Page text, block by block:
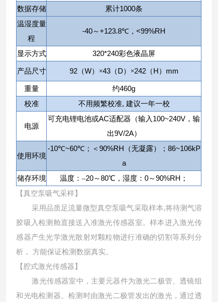
数据存储
累计1000条
温湿度量
程
-40～+123.8℃，<99%RH
显示方式 320*240彩色液晶屏
产品尺寸 92（W）×43（D）×242（H） mm
重量 约460g
校准 不用频繁校准, 建议一年一校
电源
可充电锂电池或AC适配器（输入 100~240V ，输
出9V/2A）
使用环境
-10℃~60℃；＜90%RH （无凝露）； 86~106kP
a
储存环境 温度：–20～80℃，湿度：0～90%RH ；
【真空泵吸气采样】
采用品质足流量微型真空泵吸气采取样本,将待测气溶
胶吸入检测舱直接送入准激光传感器室。样本进入激光传
感器产生光学激光散射对颗粒物进行准确的切割等系列分
析，
方能保证检测数据真实。
【腔式激光传感器】
激光传感器室中，主要元器件为激光二极管、透镜组
和光电检测器。检测时由激光二极管发出的激光，通过透